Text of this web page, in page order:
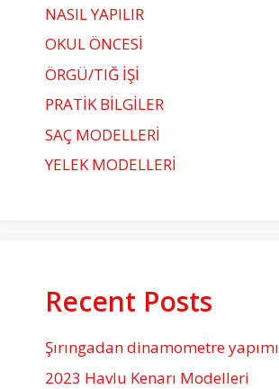
NASIL YAPILIR
OKUL ÖNCESİ
ÖRGÜ/TIĞ İŞİ
PRATİK BİLGİLER
SAÇ MODELLERİ
YELEK MODELLERİ
Recent Posts
Şırıngadan dinamometre yapımı
2023 Havlu Kenarı Modelleri